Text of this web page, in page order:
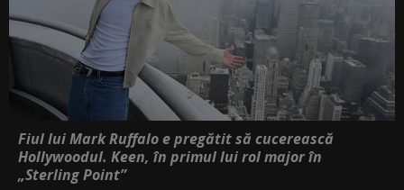
Fiul lui Mark Ruffalo e pregătit să cucerească
Hollywoodul. Keen, în primul lui rol major în
„Sterling Point”